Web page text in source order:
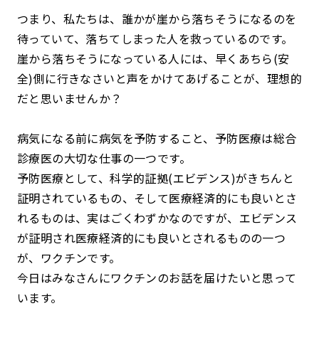
つまり、私たちは、誰かが崖から落ちそうになるのを
待っていて、落ちてしまった人を救っているのです。
崖から落ちそうになっている人には、早くあちら(安
全)側に行きなさいと声をかけてあげることが、理想的
だと思いませんか？
病気になる前に病気を予防すること、予防医療は総合
診療医の大切な仕事の一つです。
予防医療として、科学的証拠(エビデンス)がきちんと
証明されているもの、そして医療経済的にも良いとさ
れるものは、実はごくわずかなのですが、エビデンス
が証明され医療経済的にも良いとされるものの一つ
が、ワクチンです。
今日はみなさんにワクチンのお話を届けたいと思って
います。